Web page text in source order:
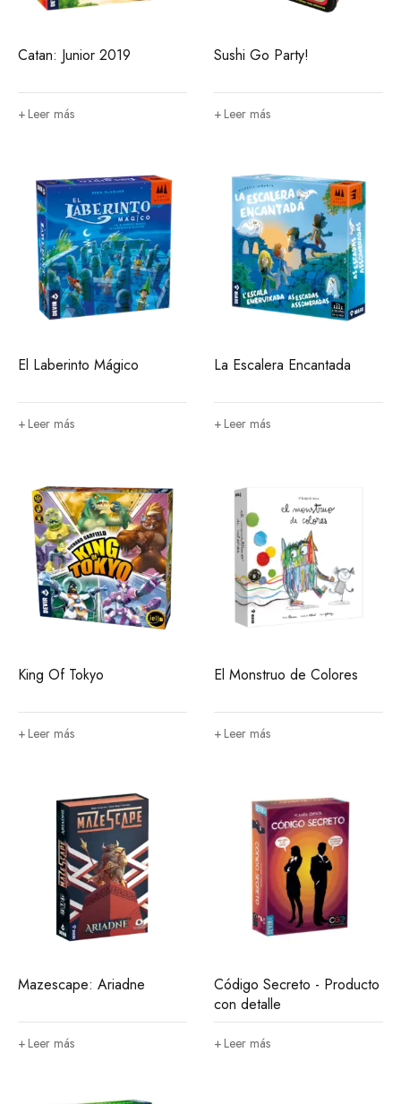
Catan: Junior 2019
Leer más
Sushi Go Party!
Leer más
El Laberinto Mágico
Leer más
La Escalera Encantada
Leer más
King Of Tokyo
Leer más
El Monstruo de Colores
Leer más
Mazescape: Ariadne
Leer más
Código Secreto - Producto
con detalle
Leer más